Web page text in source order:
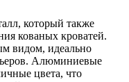
который также
кованых кроватей.
видом, идеально
Алюминиевые
цвета, что